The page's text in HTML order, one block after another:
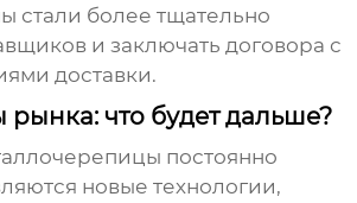
стали более тщательно
и заключать договора с
доставки.
рынка: что будет дальше?
постоянно
новые технологии,